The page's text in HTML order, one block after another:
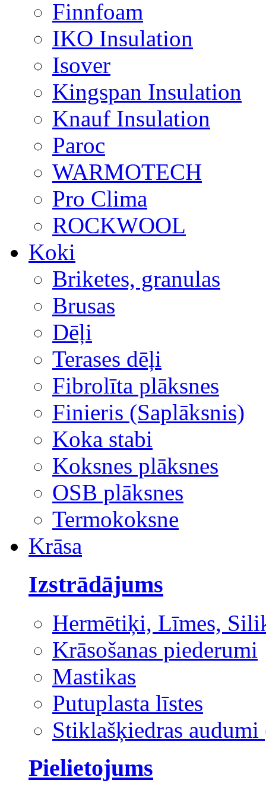
Finnfoam
IKO Insulation
Isover
Kingspan Insulation
Knauf Insulation
Paroc
WARMOTECH
Pro Clima
ROCKWOOL
Koki
Briketes, granulas
Brusas
Dēļi
Terases dēļi
Fibrolīta plāksnes
Finieris (Saplāksnis)
Koka stabi
Koksnes plāksnes
OSB plāksnes
Termokoksne
Krāsa
Izstrādājums
Hermētiķi, Līmes,
Krāsošanas piederumi
Mastikas
Putuplasta līstes
Stiklašķiedras audumi
Pielietojums